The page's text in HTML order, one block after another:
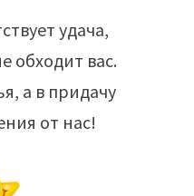
удача,
обходит вас.
а в придачу
от нас!